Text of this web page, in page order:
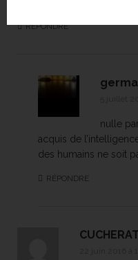
RÉPONDRE
nulle
acquis de
des humains ne soit
RÉPONDRE
CUCHERAT